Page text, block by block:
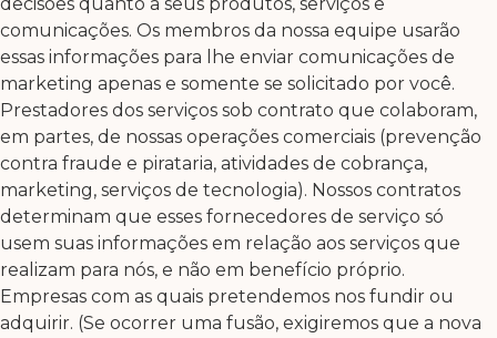
comunicações. Os membros da nossa equipe usarão
essas informações para lhe enviar comunicações de
marketing apenas e somente se solicitado por você.
Prestadores dos serviços sob contrato que colaboram,
em partes, de nossas operações comerciais (prevenção
contra fraude e pirataria, atividades de cobrança,
marketing, serviços de tecnologia). Nossos contratos
determinam que esses fornecedores de serviço só
usem suas informações em relação aos serviços que
realizam para nós, e não em benefício próprio.
Empresas com as quais pretendemos nos fundir ou
adquirir. (Se ocorrer uma fusão, exigiremos que a nova